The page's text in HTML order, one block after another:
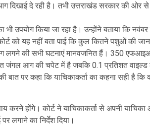
दिखाई दे रही है। तभी उत्तराखंड सरकार की ओर से
भी उपयोग किया जा रहा है। उन्होंने बताया कि
को यह नहीं बता पाई कि कुल कितने पशुओं की
लगने की सभी घटनाएं मानवजनित हैं। 350
जंगल आग की चपेट में है जबकि 0.1 प्रतिशत वाइल्ड
बात पर कहा कि याचिकाकर्ता का कहना सही है
होंगे। कोर्ट ने याचिकाकर्ता से अपनी याचिका
लगाने का निर्देश दिया।